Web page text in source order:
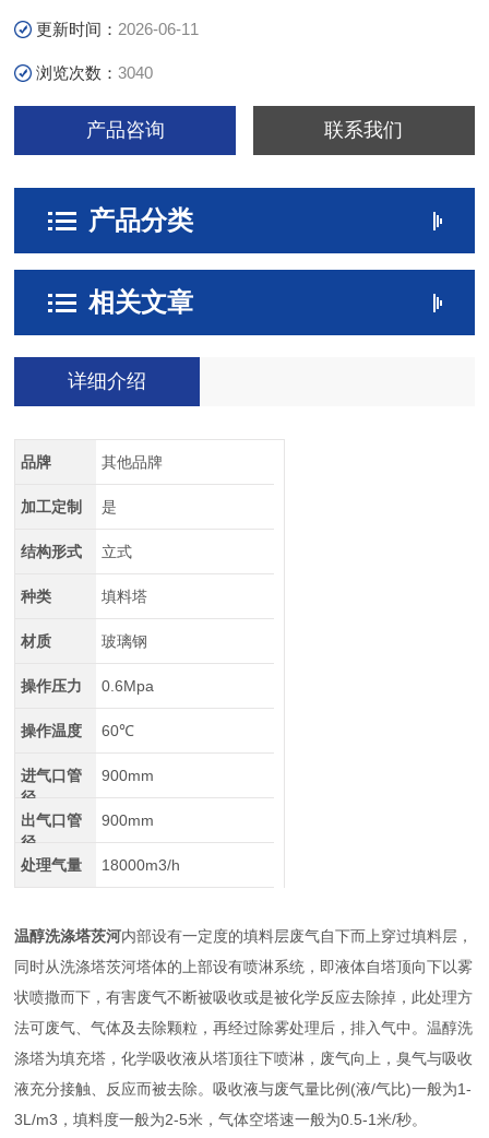
更新时间： 2026-06-11
浏览次数：3040
产品咨询 联系我们
产品分类
相关文章
详细介绍
品牌 其他品牌
加工定制 是
结构形式 立式
种类 填料塔
材质 玻璃钢
操作压力 0.6Mpa
操作温度 60℃
进气口管
径
900mm
出气口管
径
900mm
处理气量 18000m3/h
温醇洗涤塔茨河内部设有一定度的填料层废气自下而上穿过填料层，
同时从洗涤塔茨河塔体的上部设有喷淋系统，即液体自塔顶向下以雾
状喷撒而下，有害废气不断被吸收或是被化学反应去除掉，此处理方
法可废气、气体及去除颗粒，再经过除雾处理后，排入气中。温醇洗
涤塔为填充塔，化学吸收液从塔顶往下喷淋，废气向上，臭气与吸收
液充分接触、反应而被去除。吸收液与废气量比例(液/气比)一般为1-
3L/m3，填料度一般为2-5米，气体空塔速一般为0.5-1米/秒。